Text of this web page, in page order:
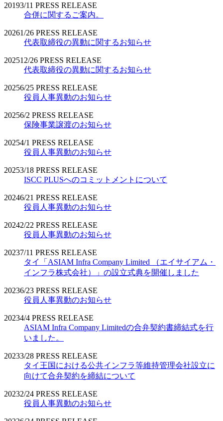
20193/11 PRESS RELEASE
合併に関するご案内。
20261/26 PRESS RELEASE
代表取締役の異動に関するお知らせ
202512/26 PRESS RELEASE
代表取締役の異動に関するお知らせ
20256/25 PRESS RELEASE
役員人事異動のお知らせ
20256/2 PRESS RELEASE
保険事業譲渡のお知らせ
20254/1 PRESS RELEASE
役員人事異動のお知らせ
20253/18 PRESS RELEASE
ISCC PLUSへのコミットメントについて
20246/21 PRESS RELEASE
役員人事異動のお知らせ
20242/22 PRESS RELEASE
役員人事異動のお知らせ
20237/11 PRESS RELEASE
タイ「ASIAM Infra Company Limited （エイサイアム・
インフラ株式会社）」の設立式典を開催しました
20236/23 PRESS RELEASE
役員人事異動のお知らせ
20234/4 PRESS RELEASE
ASIAM Infra Company Limitedの合弁契約書締結式を行
いました。
20233/28 PRESS RELEASE
タイ王国における公共インフラ等維持管理会社設立に
向けて合弁契約を締結について
20232/24 PRESS RELEASE
役員人事異動のお知らせ